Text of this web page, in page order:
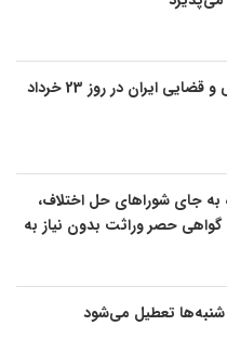
تحولات مهم حقوقی و قضایی ایران در روز 23 خرداد
به جای شوراهای حل اختلاف،
حصر وراثت بدون نیاز به
خواهد کرد
تعطیل می‌شود